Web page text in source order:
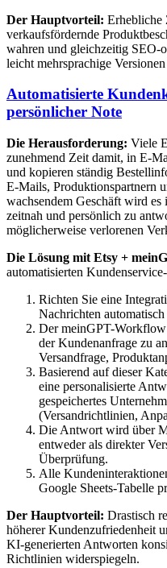
Der Hauptvorteil: Erhebliche
verkaufsfördernde
wahren und gleichzeitig
leicht mehrsprachige
Automatisierte
persönlicher Note
Die Herausforderung: Viele
zunehmend Zeit damit, in E-
und kopieren ständig
E-Mails, Produktionspartnern
wachsendem Geschäft wird
zeitnah und persönlich zu
möglicherweise verlorenen
Die Lösung mit Etsy +
automatisierten
Richten Sie eine
Nachrichten
Der meinGPT-
der Kundenanfrage zu
Versandfrage,
Basierend auf dieser
eine personalisierte
gespeichertes
(Versandrichtlinien,
Die Antwort wird über
entweder als direkter
Überprüfung.
Alle
Google Sheets-Tabelle
Der Hauptvorteil: Drastisch
höherer Kundenzufriedenheit
KI-generierten Antworten
Richtlinien widerspiegeln.